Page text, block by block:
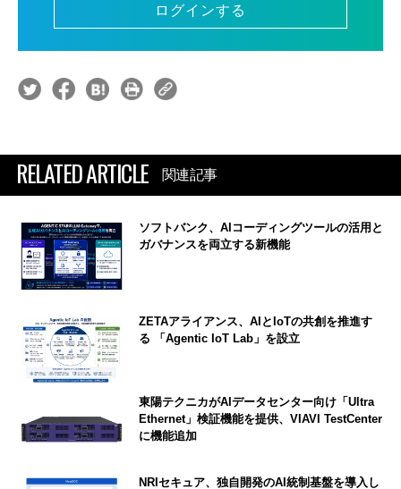
ログインする
RELATED ARTICLE 関連記事
ソフトバンク、AIコーディングツールの活用と
ガバナンスを両立する新機能
ZETAアライアンス、AIとIoTの共創を推進す
る 「Agentic IoT Lab」を設立
東陽テクニカがAIデータセンター向け「Ultra
Ethernet」検証機能を提供、VIAVI TestCenter
に機能追加
NRIセキュア、独自開発のAI統制基盤を導入し